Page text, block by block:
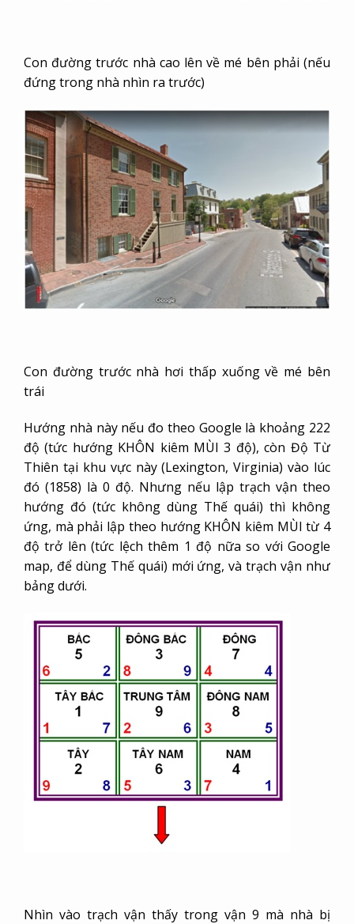
Con đường trước nhà cao lên về mé bên phải (nếu
đứng trong nhà nhìn ra trước)
Con đường trước nhà hơi thấp xuống về mé bên
trái
Hướng nhà này nếu đo theo Google là khoảng 222
độ (tức hướng KHÔN kiêm MÙI 3 độ), còn Độ Từ
Thiên tại khu vực này (Lexington, Virginia) vào lúc
đó (1858) là 0 độ. Nhưng nếu lập trạch vận theo
hướng đó (tức không dùng Thế quái) thì không
ứng, mà phải lập theo hướng KHÔN kiêm MÙI từ 4
độ trở lên (tức lệch thêm 1 độ nữa so với Google
map, để dùng Thế quái) mới ứng, và trạch vận như
bảng dưới.
Nhìn vào trạch vận thấy trong vận 9 mà nhà bị